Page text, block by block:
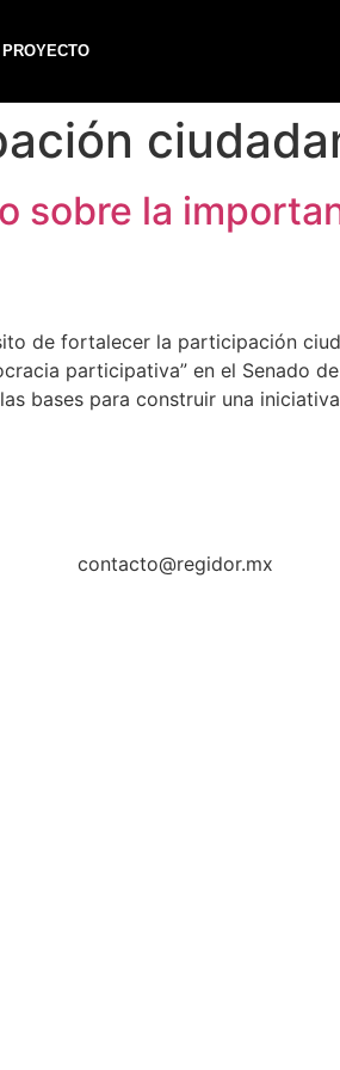
sobre la
de fortalecer la participación
participativa” en el Senado
bases para construir una
contacto@regidor.mx